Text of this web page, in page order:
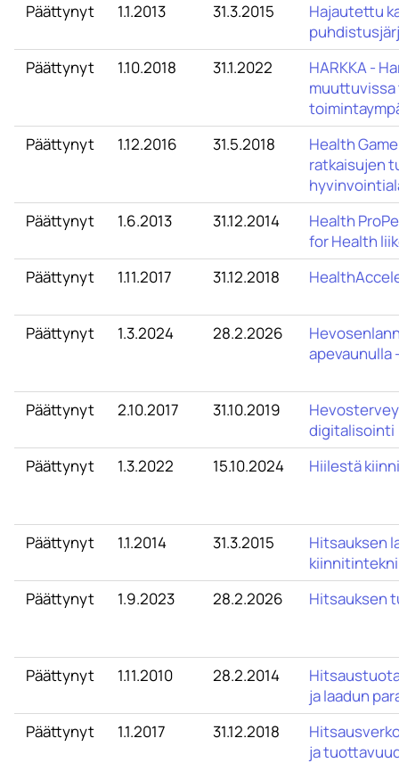
Päättynyt
1.1.2013 31.3.2015
Hajautettu
Päättynyt
1.10.2018 31.1.2022
HARKKA -
Päättynyt
1.12.2016 31.5.2018
Health
ratkaisujen
Päättynyt
1.6.2013 31.12.2014
Health
for Health
Päättynyt
1.11.2017 31.12.2018
Päättynyt 1.3.2024 28.2.2026
apevaunulla
Päättynyt 2.10.2017 31.10.2019
digitalisointi
Päättynyt
1.3.2022 15.10.2024 Hiilestä
Päättynyt 1.1.2014 31.3.2015
Hitsauksen
Päättynyt
1.9.2023 28.2.2026 Hitsauksen
Päättynyt 1.11.2010 28.2.2014
ja laadun
Päättynyt
1.1.2017 31.12.2018
ja